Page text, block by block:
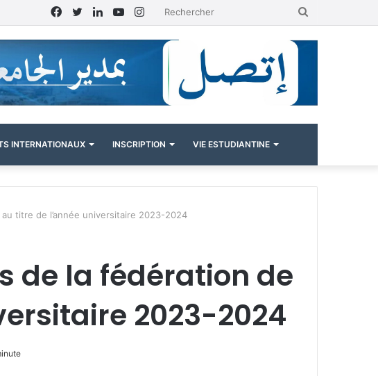
Instagram
YouTube
Linkedin
Twitter
Facebook
INTERNATIONAUX INSCRIPTION VIE ESTUDIANTINE
titre de l’année universitaire 2023-2024
de la fédération de
2023-2024